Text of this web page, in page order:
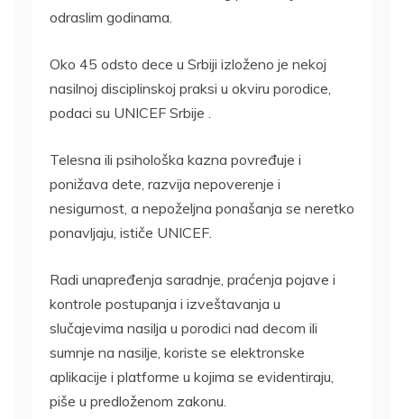
odraslim godinama.
Oko 45 odsto dece u Srbiji izloženo je nekoj
nasilnoj disciplinskoj praksi u okviru porodice,
podaci su UNICEF Srbije .
Telesna ili psihološka kazna povređuje i
ponižava dete, razvija nepoverenje i
nesigurnost, a nepoželjna ponašanja se neretko
ponavljaju, ističe UNICEF.
Radi unapređenja saradnje, praćenja pojave i
kontrole postupanja i izveštavanja u
slučajevima nasilja u porodici nad decom ili
sumnje na nasilje, koriste se elektronske
aplikacije i platforme u kojima se evidentiraju,
piše u predloženom zakonu.